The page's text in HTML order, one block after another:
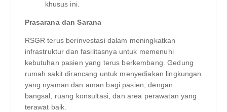
khusus ini.
Prasarana dan Sarana
RSGR terus berinvestasi dalam meningkatkan
infrastruktur dan fasilitasnya untuk memenuhi
kebutuhan pasien yang terus berkembang. Gedung
rumah sakit dirancang untuk menyediakan lingkungan
yang nyaman dan aman bagi pasien, dengan
bangsal, ruang konsultasi, dan area perawatan yang
terawat baik.